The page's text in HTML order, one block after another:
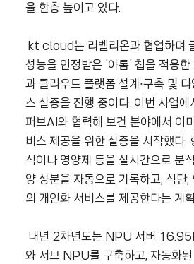
을 한층 높이고 있다.
kt cloud는 리벨리온과 협업하며
성능을 인정받은 '아톰' 칩을 적용
과 클라우드 플랫폼 설계∙구축 및
스 실증을 진행 중이다. 이번 사업
퍼브AI와 협력해 보건 분야에서 이
비스 제공을 위한 실증을 시작했다.
식이나 영양제 등을 실시간으로 분
양 성분을 자동으로 기록하고, 식단,
의 개인화 서비스를 제공한다는 계
내년 2차년도는 NPU 서버
와 서브 NPU를 구축하고, 자동화된